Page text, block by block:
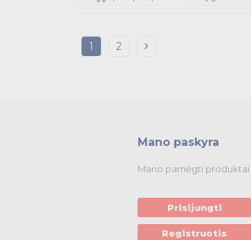
1 2
Mano paskyra
Mano pamėgti produktai
Prisijungti
Registruotis